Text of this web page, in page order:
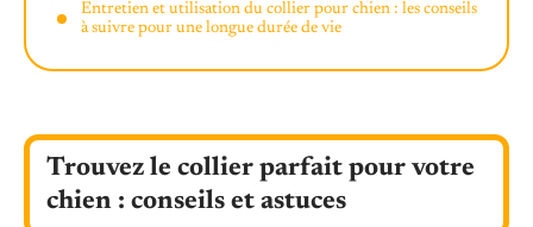
Entretien et utilisation du collier pour chien : les conseils
à suivre pour une longue durée de vie
Trouvez le collier parfait pour votre
chien : conseils et astuces